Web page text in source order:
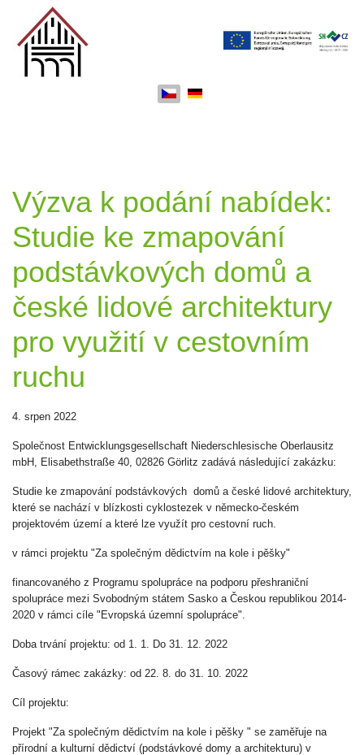
Výzva k podání nabídek:
Studie ke zmapování
podstávkových domů a
české lidové architektury
pro využití v cestovním
ruchu
4. srpen 2022
Společnost Entwicklungsgesellschaft Niederschlesische Oberlausitz
mbH, Elisabethstraße 40, 02826 Görlitz zadává následující zakázku:
Studie ke zmapování podstávkových domů a české lidové architektury,
které se nachází v blízkosti cyklostezek v německo-českém
projektovém území a které lze využít pro cestovní ruch.
v rámci projektu "Za společným dědictvím na kole i pěšky"
financovaného z Programu spolupráce na podporu přeshraniční
spolupráce mezi Svobodným státem Sasko a Českou republikou 2014-
2020 v rámci cíle "Evropská územní spolupráce".
Doba trvání projektu: od 1. 1. Do 31. 12. 2022
Časový rámec zakázky: od 22. 8. do 31. 10. 2022
Cíl projektu:
Projekt "Za společným dědictvím na kole i pěšky " se zaměřuje na
přírodní a kulturní dědictví (podstávkové domy a architekturu) v